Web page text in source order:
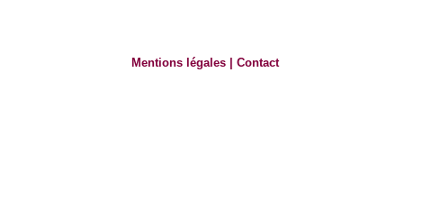
Mentions légales |Contact